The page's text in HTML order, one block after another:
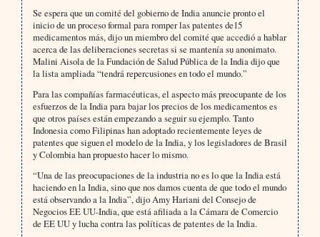
Se espera que un comité del gobierno de India anuncie pronto el
inicio de un proceso formal para romper las patentes de15
medicamentos más, dijo un miembro del comité que accedió a hablar
acerca de las deliberaciones secretas si se mantenía su anonimato.
Malini Aisola de la Fundación de Salud Pública de la India dijo que
la lista ampliada “tendrá repercusiones en todo el mundo.”
Para las compañías farmacéuticas, el aspecto más preocupante de los
esfuerzos de la India para bajar los precios de los medicamentos es
que otros países están empezando a seguir su ejemplo. Tanto
Indonesia como Filipinas han adoptado recientemente leyes de
patentes que siguen el modelo de la India, y los legisladores de Brasil
y Colombia han propuesto hacer lo mismo.
“Una de las preocupaciones de la industria no es lo que la India está
haciendo en la India, sino que nos damos cuenta de que todo el mundo
está observando a la India”, dijo Amy Hariani del Consejo de
Negocios EE UU-India, que está afiliada a la Cámara de Comercio
de EE UU y lucha contra las políticas de patentes de la India.